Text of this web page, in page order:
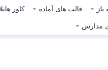
باز قالب های آماده کاور
مدارس